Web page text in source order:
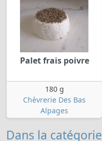
Palet frais poivre
180 g
Chèvrerie Des Bas
Alpages
Dans la